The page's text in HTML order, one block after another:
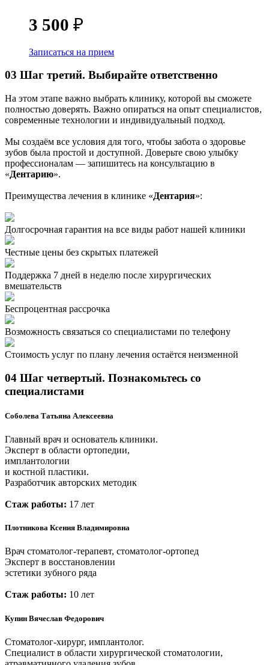
3 500 ₽
Записаться на прием
03 Шаг третий. Выбирайте ответственно
На этом этапе важно выбрать клинику, которой вы сможете
полностью доверять. Важно опираться на опыт специалистов,
современные технологии и индивидуальный подход.
Мы создаём все условия для того, чтобы забота о здоровье
зубов была простой и доступной. Доверьте свою улыбку
профессионалам — запишитесь на консультацию в
«Дентарию».
Преимущества лечения в клинике «Дентария»:
Долгосрочная гарантия на все виды работ нашей клиники
Честные цены без скрытых платежей
Поддержка 7 дней в неделю после хирургических
вмешательств
Беспроцентная рассрочка
Возможность связаться со специалистами по телефону
Стоимость услуг по плану лечения остаётся неизменной
04 Шаг четвертый. Познакомьтесь со
специалистами
Соболева Татьяна Алексеевна
Главный врач и основатель клиники.
Эксперт в области ортопедии,
имплантологии
и костной пластики.
Разработчик авторских методик
Стаж работы: 17 лет
Плотникова Ксения Владимировна
Врач стоматолог-терапевт, стоматолог-ортопед
Эксперт в восстановлении
эстетики зубного ряда
Стаж работы: 10 лет
Купин Вячеслав Федорович
Стоматолог-хирург, имплантолог.
Специалист в области хирургической стоматологии,